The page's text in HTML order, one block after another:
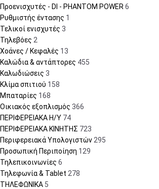
Προενισχυτές - DI - PHANTOM POWER 6
Ρυθμιστής έντασης 1
Τελικοί ενισχυτές 3
Τηλεβόες 2
Χοάνες / Κεφαλές 13
Καλώδια & αντάπτορες 455
Καλωδιώσεις 3
Κλίμα σπιτιού 158
Μπαταρίες 168
Οικιακός εξοπλισμός 366
ΠΕΡΙΦΕΡΕΙΑΚΑ Η/Υ 74
ΠΕΡΙΦΕΡΕΙΑΚΑ ΚΙΝΗΤΗΣ 723
Περιφερειακά Υπολογιστών 295
Προσωπική Περιποίηση 129
Τηλεπικοινωνίες 6
Τηλεφωνία & Tablet 278
ΤΗΛΕΦΩΝΙΚΑ 5